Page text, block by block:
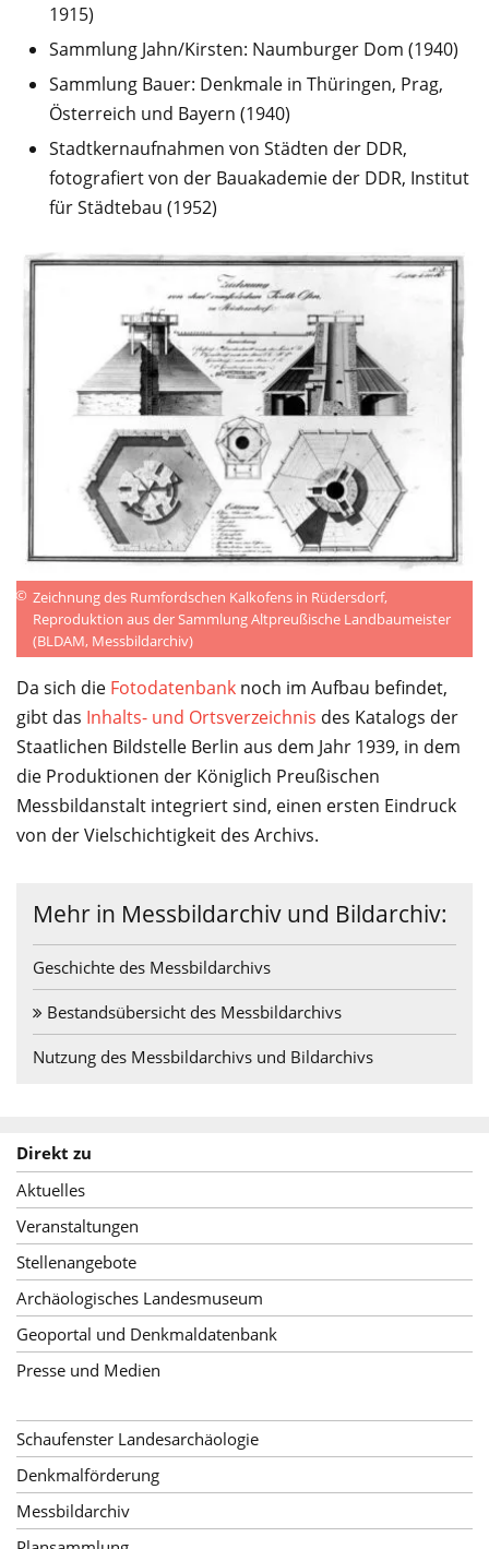
1915)
Sammlung Jahn/Kirsten: Naumburger Dom (1940)
Sammlung Bauer: Denkmale in Thüringen, Prag,
Österreich und Bayern (1940)
Stadtkernaufnahmen von Städten der DDR,
fotografiert von der Bauakademie der DDR, Institut
für Städtebau (1952)
© Zeichnung des Rumfordschen Kalkofens in Rüdersdorf,
Reproduktion aus der Sammlung Altpreußische Landbaumeister
(BLDAM, Messbildarchiv)
Da sich die Fotodatenbank noch im Aufbau befindet,
gibt das Inhalts- und Ortsverzeichnis des Katalogs der
Staatlichen Bildstelle Berlin aus dem Jahr 1939, in dem
die Produktionen der Königlich Preußischen
Messbildanstalt integriert sind, einen ersten Eindruck
von der Vielschichtigkeit des Archivs.
Mehr in Messbildarchiv und Bildarchiv:
Geschichte des Messbildarchivs
Bestandsübersicht des Messbildarchivs
Nutzung des Messbildarchivs und Bildarchivs
Direkt zu
Aktuelles
Veranstaltungen
Stellenangebote
Archäologisches Landesmuseum
Geoportal und Denkmaldatenbank
Presse und Medien
Schaufenster Landesarchäologie
Denkmalförderung
Messbildarchiv